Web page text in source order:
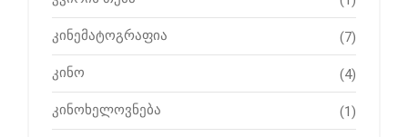
კინემატოგრაფია (7)
კინო (4)
კინოხელოვნება (1)